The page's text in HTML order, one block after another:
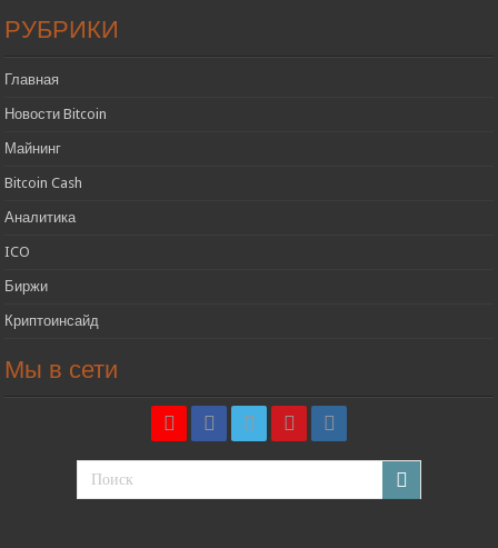
РУБРИКИ
Главная
Новости Bitcoin
Майнинг
Bitcoin Cash
Аналитика
ICO
Биржи
Криптоинсайд
Мы в сети